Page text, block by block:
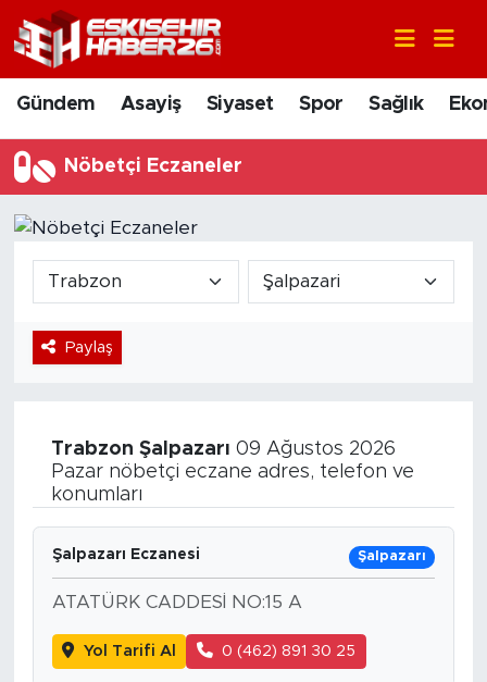
Gündem Asayiş Siyaset Spor Sağlık
Nöbetçi Eczaneler
Paylaş
Trabzon Şalpazarı 09 Ağustos 2026
Pazar nöbetçi eczane adres, telefon ve
konumları
Şalpazarı Eczanesi Şalpazarı
ATATÜRK CADDESİ NO:15 A
Yol Tarifi Al 0 (462) 891 30 25
Gündem
Asayiş
Siyaset
Sağlık
Ekonomi
Sanat
Bölge
Teknoloji
Magazin
Nöbetçi Eczaneler
Hava Durumu
Trafik Durumu
Tüm Manşetler
Son Dakika Haberleri